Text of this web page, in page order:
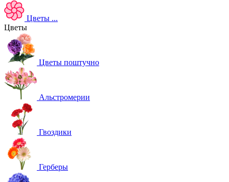
Цветы ...
Цветы
Цветы поштучно
Альстромерии
Гвоздики
Герберы